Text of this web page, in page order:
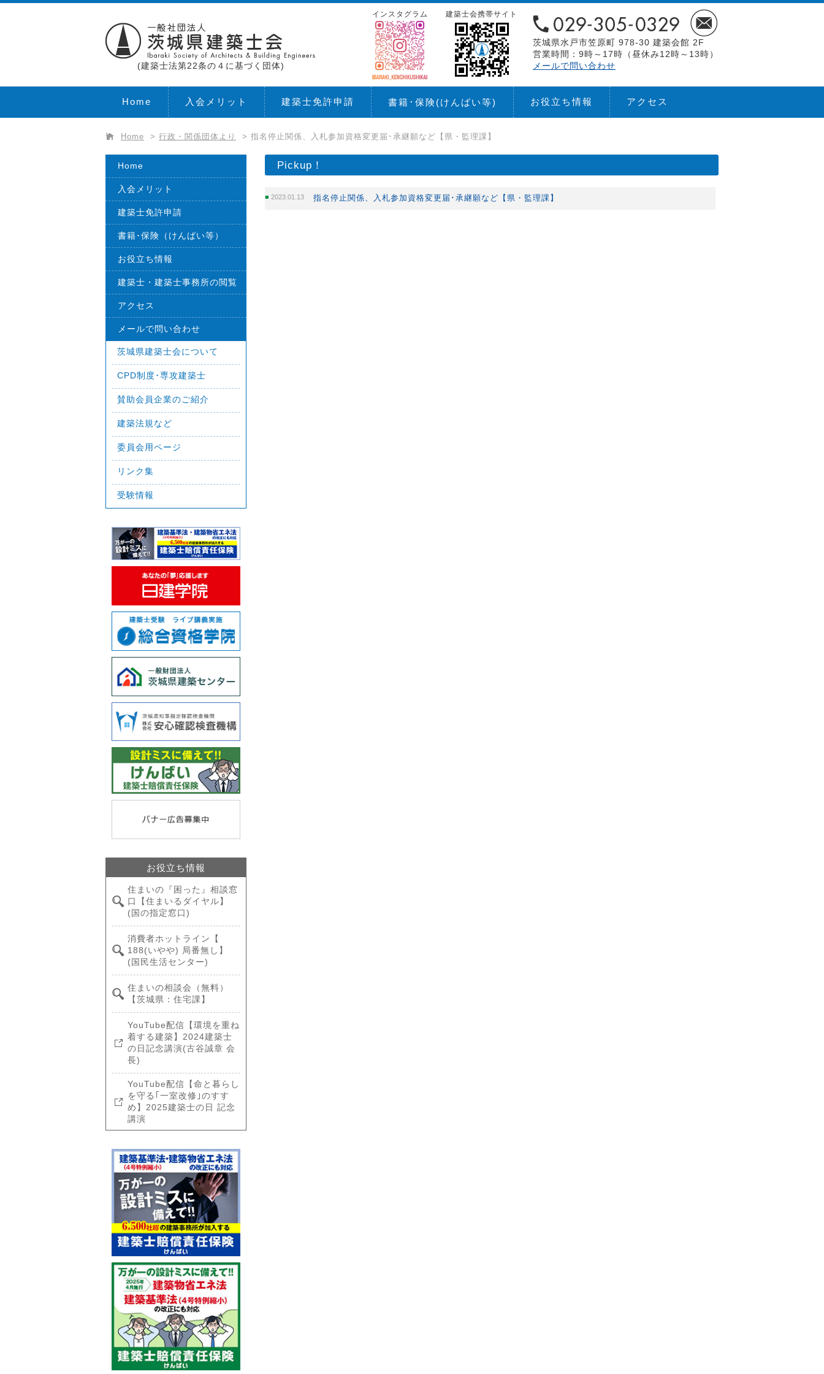
(建築士法第22条の４に基づく団体)
茨城県水戸市笠原町 978-30 建築会館 2F
営業時間：9時～17時（昼休み12時～13時）
メールで問い合わせ
建築士会携帯サイト
インスタグラム
Home 入会メリット 建築士免許申請 書籍･保険(けんばい等) お役立ち情報 アクセス
Home > 行政・関係団体より > 指名停止関係、入札参加資格変更届･承継願など【県・監理課】
Pickup！
2023.01.13 指名停止関係、入札参加資格変更届･承継願など【県・監理課】
Home
入会メリット
建築士免許申請
書籍･保険（けんばい等）
お役立ち情報
建築士・建築士事務所の閲覧
アクセス
メールで問い合わせ
茨城県建築士会について
CPD制度･専攻建築士
賛助会員企業のご紹介
建築法規など
委員会用ページ
リンク集
受験情報
お役立ち情報
住まいの『困った』相談窓
口【住まいるダイヤル】
(国の指定窓口)
消費者ホットライン【
188(いやや) 局番無し】
(国民生活センター)
住まいの相談会（無料）
【茨城県：住宅課】
YouTube配信【環境を重ね
着する建築】2024建築士
の日記念講演(古谷誠章 会
長)
YouTube配信【命と暮らし
を守る｢一室改修｣のすす
め】2025建築士の日 記念
講演